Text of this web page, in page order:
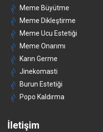
Meme Büyütme
Meme Dikleştirme
Meme Ucu Estetiği
Meme Onarımı
Karın Germe
Jinekomasti
Burun Estetiği
Popo Kaldırma
İletişim